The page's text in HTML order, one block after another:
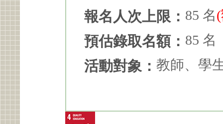
報名人次上限： 85 名
預估錄取名額： 85 名
活動對象： 教師、學